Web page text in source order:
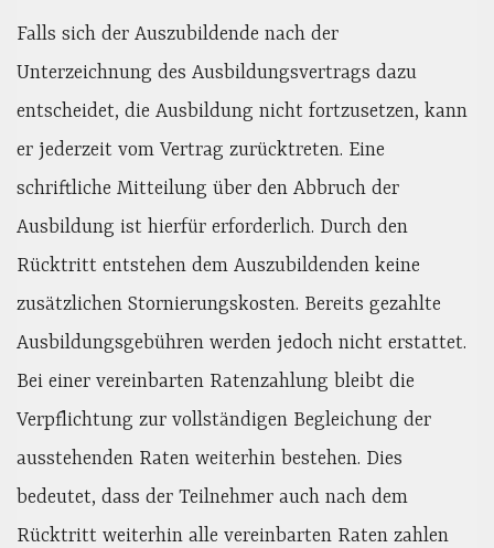
Falls sich der Auszubildende nach der
Unterzeichnung des Ausbildungsvertrags dazu
entscheidet, die Ausbildung nicht fortzusetzen, kann
er jederzeit vom Vertrag zurücktreten. Eine
schriftliche Mitteilung über den Abbruch der
Ausbildung ist hierfür erforderlich. Durch den
Rücktritt entstehen dem Auszubildenden keine
zusätzlichen Stornierungskosten. Bereits gezahlte
Ausbildungsgebühren werden jedoch nicht erstattet.
Bei einer vereinbarten Ratenzahlung bleibt die
Verpflichtung zur vollständigen Begleichung der
ausstehenden Raten weiterhin bestehen. Dies
bedeutet, dass der Teilnehmer auch nach dem
Rücktritt weiterhin alle vereinbarten Raten zahlen